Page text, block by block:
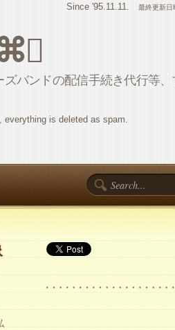
Since '95.11.11. 最終更新
⌘
バンドの配信手続き代行等
everything is deleted as spam.